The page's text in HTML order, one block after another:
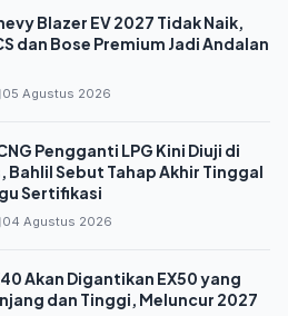
Blazer EV 2027 Tidak Naik,
dan Bose Premium Jadi Andalan
05 Agustus 2026
Pengganti LPG Kini Diuji di
Bahlil Sebut Tahap Akhir Tinggal
Sertifikasi
04 Agustus 2026
Akan Digantikan EX50 yang
dan Tinggi, Meluncur 2027